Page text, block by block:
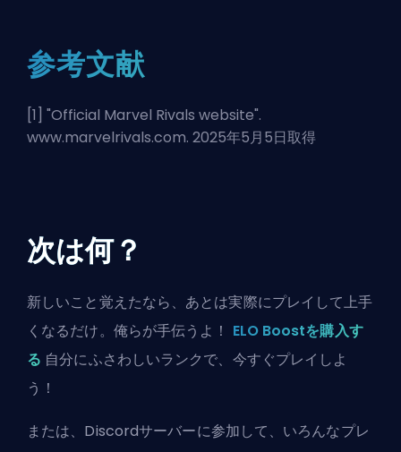
参考文献
[1] "Official Marvel Rivals website".
www.marvelrivals.com. 2025年5月5日取得
次は何？
新しいこと覚えたなら、あとは実際にプレイして上手
くなるだけ。俺らが手伝うよ！ ELO Boostを購入す
る 自分にふさわしいランクで、今すぐプレイしよ
う！
または、 Discordサーバーに参加して、いろんなプレ